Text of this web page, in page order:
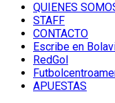
QUIENES
STAFF
CONTACTO
Escribe en
RedGol
APUESTAS